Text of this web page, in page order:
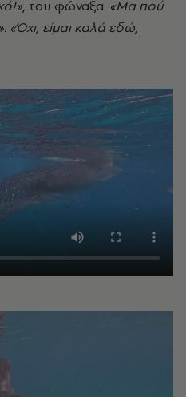
, του φώναξα. «Μα πού
«Όχι, είμαι καλά εδώ,